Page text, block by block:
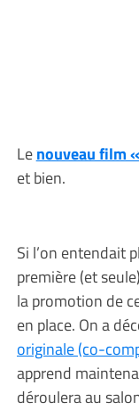
Lenouveau film
et bien.
Si l’on entendait
première (et
la promotion de
en place. On a
originale (co-
apprend
déroulera au